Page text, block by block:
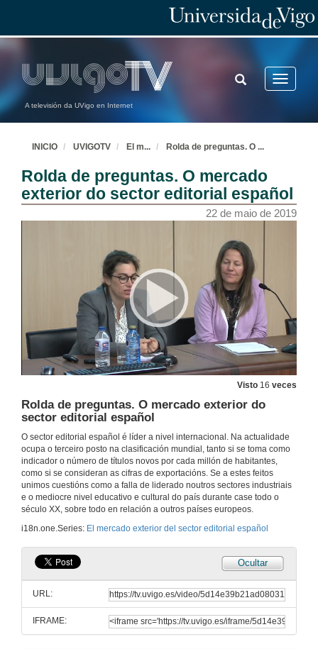
A televisión da UVigo en Internet
Toggle
TOGGLE
SEARCH
INICIO UVIGOTV El m... Rolda de preguntas. O ...
Rolda de preguntas. O mercado
exterior do sector editorial español
22 de maio de 2019
Visto 16 veces
Rolda de preguntas. O mercado exterior do
sector editorial español
O sector editorial español é líder a nivel internacional. Na actualidade
ocupa o terceiro posto na clasificación mundial, tanto si se toma como
indicador o número de títulos novos por cada millón de habitantes,
como si se consideran as cifras de exportacións. Se a estes feitos
unimos cuestións como a falla de liderado noutros sectores industriais
e o mediocre nivel educativo e cultural do país durante case todo o
século XX, sobre todo en relación a outros países europeos.
i18n.one.Series: El mercado exterior del sector editorial español
Ocultar
URL:
IFRAME: